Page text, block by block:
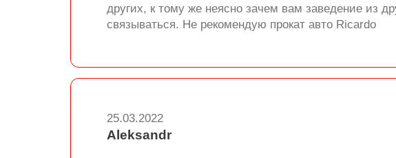
других, к тому же неясно зачем вам заведение из
связываться. Не рекомендую прокат авто Ricardo
25.03.2022
Aleksandr